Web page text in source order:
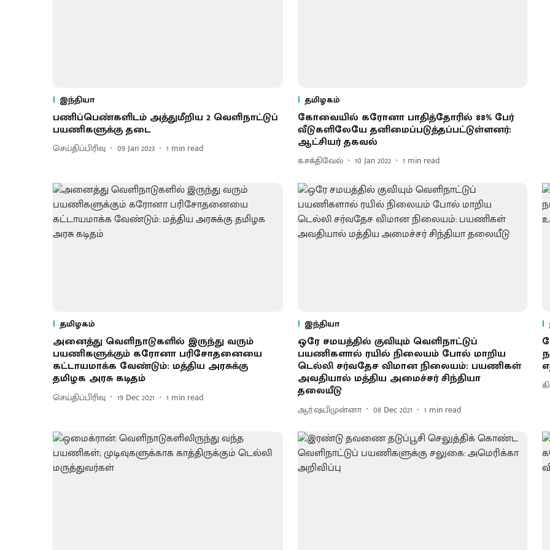
இந்தியா
பணிப்பெண்களிடம் அத்துமீறிய 2 வெளிநாட்டுப்
பயணிகளுக்கு தடை
செய்திப்பிரிவு 09 Jan 2023 1 min read
தமிழகம்
கோவையில் கரோனா பாதித்தோரில் 88% பேர்
வீடுகளிலேயே தனிமைப்படுத்தப்பட்டுள்ளனர்:
ஆட்சியர் தகவல்
க.சக்திவேல் 10 Jan 2022 1 min read
தமிழகம்
அனைத்து வெளிநாடுகளில் இருந்து வரும்
பயணிகளுக்கும் கரோனா பரிசோதனையை
கட்டாயமாக்க வேண்டும்: மத்திய அரசுக்கு
தமிழக அரசு கடிதம்
செய்திப்பிரிவு 19 Dec 2021 1 min read
இந்தியா
ஒரே சமயத்தில் குவியும் வெளிநாட்டுப்
பயணிகளால் ரயில் நிலையம் போல் மாறிய
டெல்லி சர்வதேச விமான நிலையம்: பயணிகள்
அவதியால் மத்திய அமைச்சர் சிந்தியா
தலையீடு
ஆர்.ஷபிமுன்னா 08 Dec 2021 1 min read